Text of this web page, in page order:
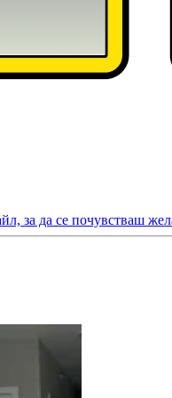
за да се почувстваш